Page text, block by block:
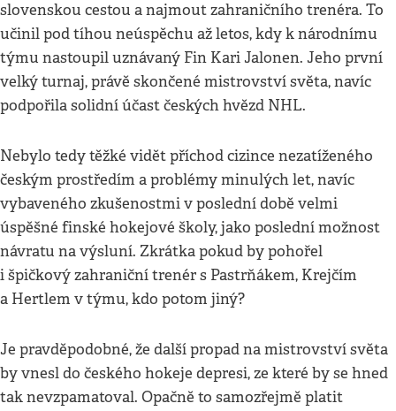
slovenskou cestou a najmout zahraničního trenéra. To
učinil pod tíhou neúspěchu až letos, kdy k národnímu
týmu nastoupil uznávaný Fin Kari Jalonen. Jeho první
velký turnaj, právě skončené mistrovství světa, navíc
podpořila solidní účast českých hvězd NHL.
Nebylo tedy těžké vidět příchod cizince nezatíženého
českým prostředím a problémy minulých let, navíc
vybaveného zkušenostmi v poslední době velmi
úspěšné finské hokejové školy, jako poslední možnost
návratu na výsluní. Zkrátka pokud by pohořel
i špičkový zahraniční trenér s Pastrňákem, Krejčím
a Hertlem v týmu, kdo potom jiný?
Je pravděpodobné, že další propad na mistrovství světa
by vnesl do českého hokeje depresi, ze které by se hned
tak nevzpamatoval. Opačně to samozřejmě platit